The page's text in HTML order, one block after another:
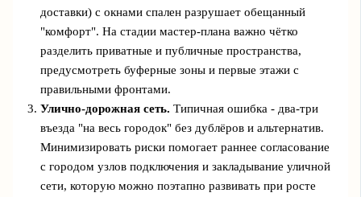
доставки) с окнами спален разрушает обещанный
"комфорт". На стадии мастер‑плана важно чётко
разделить приватные и публичные пространства,
предусмотреть буферные зоны и первые этажи с
правильными фронтами.
Улично‑дорожная сеть. Типичная ошибка - два‑три
въезда "на весь городок" без дублёров и альтернатив.
Минимизировать риски помогает раннее согласование
с городом узлов подключения и закладывание уличной
сети, которую можно поэтапно развивать при росте